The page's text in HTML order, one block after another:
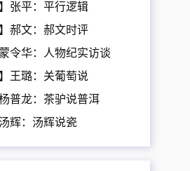
张平：平行逻辑
郝文：郝文时评
令华：人物纪实访谈
王璐：关葡萄说
普龙：茶驴说普洱
辉：汤辉说瓷